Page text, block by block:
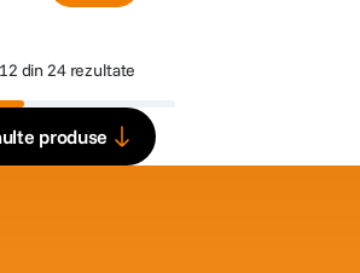
12 din 24 rezultate
produse